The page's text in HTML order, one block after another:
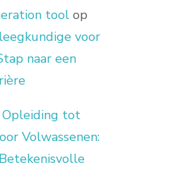
tool op
voor
naar een
Opleiding tot
Volwassenen: